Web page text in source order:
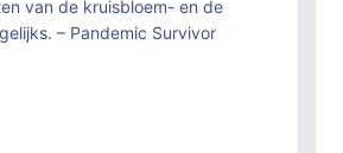
van de kruisbloem- en de
– Pandemic Survivor